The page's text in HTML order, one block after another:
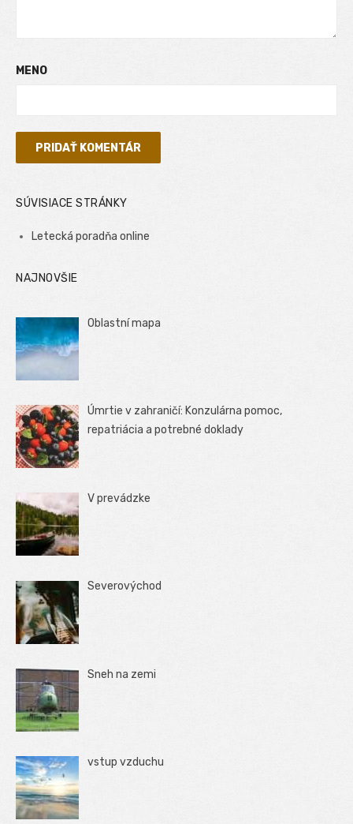
MENO
SÚVISIACE STRÁNKY
Letecká poradňa online
NAJNOVŠIE
Oblastní mapa
Úmrtie v zahraničí: Konzulárna pomoc,
repatriácia a potrebné doklady
V prevádzke
Severovýchod
Sneh na zemi
vstup vzduchu